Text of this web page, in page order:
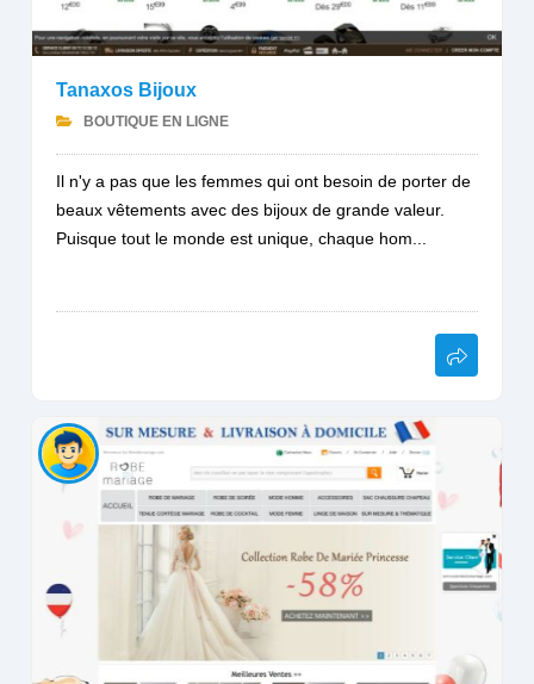
Tanaxos Bijoux
BOUTIQUE EN LIGNE
Il n'y a pas que les femmes qui ont besoin de porter de
beaux vêtements avec des bijoux de grande valeur.
Puisque tout le monde est unique, chaque hom...